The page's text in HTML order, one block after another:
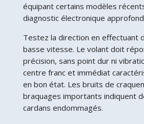
équipant certains modèles
diagnostic électronique
Testez la direction en effectuant
basse vitesse. Le volant doit
précision, sans point dur ni
centre franc et immédiat
en bon état. Les bruits de
braquages importants indiquent
cardans endommagés.